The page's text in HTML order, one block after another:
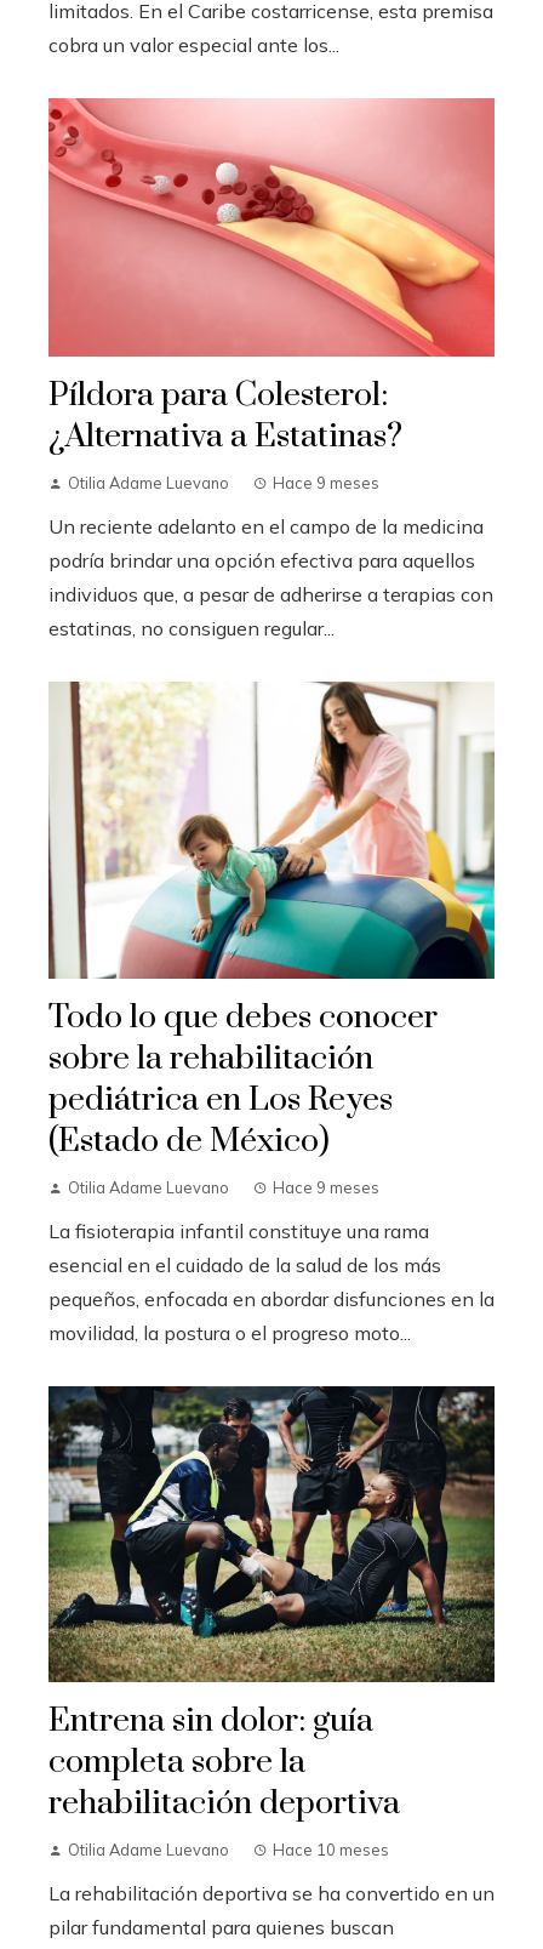
limitados. En el Caribe costarricense, esta premisa
cobra un valor especial ante los...
Píldora para Colesterol:
¿Alternativa a Estatinas?
Otilia Adame Luevano Hace 9 meses
Un reciente adelanto en el campo de la medicina
podría brindar una opción efectiva para aquellos
individuos que, a pesar de adherirse a terapias con
estatinas, no consiguen regular...
Todo lo que debes conocer
sobre la rehabilitación
pediátrica en Los Reyes
(Estado de México)
Otilia Adame Luevano Hace 9 meses
La fisioterapia infantil constituye una rama
esencial en el cuidado de la salud de los más
pequeños, enfocada en abordar disfunciones en la
movilidad, la postura o el progreso moto...
Entrena sin dolor: guía
completa sobre la
rehabilitación deportiva
Otilia Adame Luevano Hace 10 meses
La rehabilitación deportiva se ha convertido en un
pilar fundamental para quienes buscan